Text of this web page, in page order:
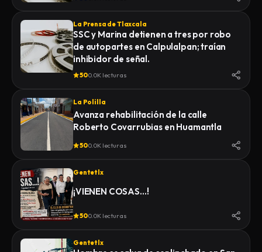
CERTIFICADO MÉDICO
CORRESPONDIENTE
La Prensa de Tlaxcala
SSC y Marina detienen a tres por robo
de autopartes en Calpulalpan; traían
inhibidor de señal.
500.0K lecturas
La Polilla
Avanza rehabilitación de la calle
Roberto Covarrubias en Huamantla
500.0K lecturas
Gentetlx
¡VIENEN COSAS…!
500.0K lecturas
Gentetlx